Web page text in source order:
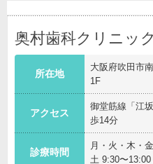
奥村歯科クリニック
所在地
大阪府吹田市
1F
アクセス
御堂筋線「江
歩14分
診療時間
月・火・木・
土 9:30〜